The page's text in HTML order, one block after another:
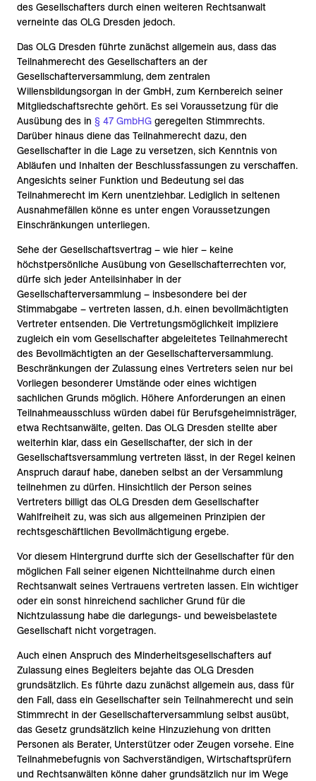
des Gesellschafters durch einen weiteren Rechtsanwalt
verneinte das OLG Dresden jedoch.
Das OLG Dresden führte zunächst allgemein aus, dass das
Teilnahmerecht des Gesellschafters an der
Gesellschafterversammlung, dem zentralen
Willensbildungsorgan in der GmbH, zum Kernbereich seiner
Mitgliedschaftsrechte gehört. Es sei Voraussetzung für die
Ausübung des in § 47 GmbHG geregelten Stimmrechts.
Darüber hinaus diene das Teilnahmerecht dazu, den
Gesellschafter in die Lage zu versetzen, sich Kenntnis von
Abläufen und Inhalten der Beschlussfassungen zu verschaffen.
Angesichts seiner Funktion und Bedeutung sei das
Teilnahmerecht im Kern unentziehbar. Lediglich in seltenen
Ausnahmefällen könne es unter engen Voraussetzungen
Einschränkungen unterliegen.
Sehe der Gesellschaftsvertrag – wie hier – keine
höchstpersönliche Ausübung von Gesellschafterrechten vor,
dürfe sich jeder Anteilsinhaber in der
Gesellschafterversammlung – insbesondere bei der
Stimmabgabe – vertreten lassen, d.h. einen bevollmächtigten
Vertreter entsenden. Die Vertretungsmöglichkeit impliziere
zugleich ein vom Gesellschafter abgeleitetes Teilnahmerecht
des Bevollmächtigten an der Gesellschafterversammlung.
Beschränkungen der Zulassung eines Vertreters seien nur bei
Vorliegen besonderer Umstände oder eines wichtigen
sachlichen Grunds möglich. Höhere Anforderungen an einen
Teilnahmeausschluss würden dabei für Berufsgeheimnisträger,
etwa Rechtsanwälte, gelten. Das OLG Dresden stellte aber
weiterhin klar, dass ein Gesellschafter, der sich in der
Gesellschaftsversammlung vertreten lässt, in der Regel keinen
Anspruch darauf habe, daneben selbst an der Versammlung
teilnehmen zu dürfen. Hinsichtlich der Person seines
Vertreters billigt das OLG Dresden dem Gesellschafter
Wahlfreiheit zu, was sich aus allgemeinen Prinzipien der
rechtsgeschäftlichen Bevollmächtigung ergebe.
Vor diesem Hintergrund durfte sich der Gesellschafter für den
möglichen Fall seiner eigenen Nichtteilnahme durch einen
Rechtsanwalt seines Vertrauens vertreten lassen. Ein wichtiger
oder ein sonst hinreichend sachlicher Grund für die
Nichtzulassung habe die darlegungs- und beweisbelastete
Gesellschaft nicht vorgetragen.
Auch einen Anspruch des Minderheitsgesellschafters auf
Zulassung eines Begleiters bejahte das OLG Dresden
grundsätzlich. Es führte dazu zunächst allgemein aus, dass für
den Fall, dass ein Gesellschafter sein Teilnahmerecht und sein
Stimmrecht in der Gesellschafterversammlung selbst ausübt,
das Gesetz grundsätzlich keine Hinzuziehung von dritten
Personen als Berater, Unterstützer oder Zeugen vorsehe. Eine
Teilnahmebefugnis von Sachverständigen, Wirtschaftsprüfern
und Rechtsanwälten könne daher grundsätzlich nur im Wege